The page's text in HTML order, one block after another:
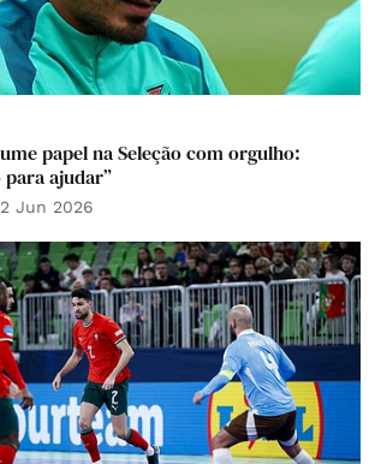
papel na Seleção com orgulho:
ajudar”
Jun 2026